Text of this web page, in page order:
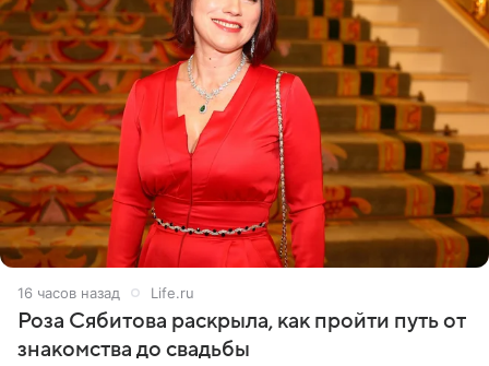
16 часов назад Life.ru
Роза Сябитова раскрыла, как пройти путь от
знакомства до свадьбы